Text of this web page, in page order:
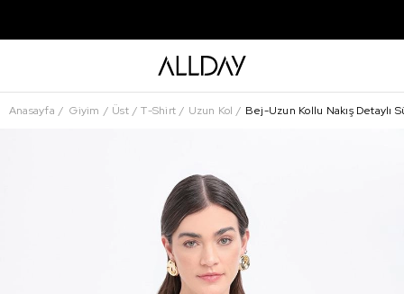
Anasayfa Giyim Üst T-Shirt Uzun Kol Bej-Uzun Kollu Nakış Detaylı